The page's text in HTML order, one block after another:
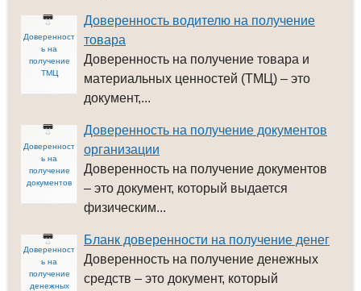
Доверенност
ь на
получение
ТМЦ
Доверенность водителю на получение
товара
Доверенность на получение товара и
материальных ценностей (ТМЦ) – это
документ,...
Доверенност
ь на
получение
документов
Доверенность на получение документов
организации
Доверенность на получение документов
– это документ, который выдается
физическим...
Доверенност
ь на
получение
денежных
Бланк доверенности на получение денег
Доверенность на получение денежных
средств – это документ, который